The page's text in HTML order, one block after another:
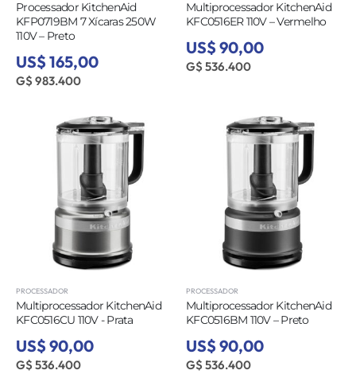
Processador KitchenAid
KFP0719BM 7 Xícaras 250W
110V – Preto
US$ 165,00
G$ 983.400
Multiprocessador KitchenAid
KFC0516ER 110V – Vermelho
US$ 90,00
G$ 536.400
PROCESSADOR
Multiprocessador KitchenAid
KFC0516CU 110V - Prata
US$ 90,00
G$ 536.400
PROCESSADOR
Multiprocessador KitchenAid
KFC0516BM 110V – Preto
US$ 90,00
G$ 536.400